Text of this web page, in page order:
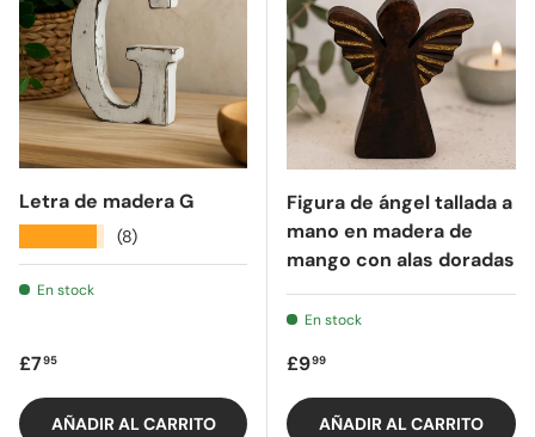
Letra de madera G
(8)
En stock
Precio regular
£795
AÑADIR AL CARRITO
Figura de ángel tallada a
mano en madera de
mango con alas doradas
En stock
Precio regular
£999
AÑADIR AL CARRITO